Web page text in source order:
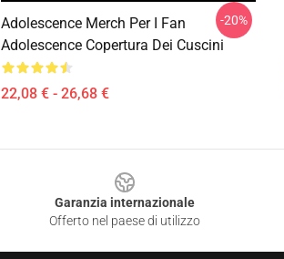
Adolescence Merch Per I Fan
Adolescence Copertura Dei Cuscini
22,08 € - 26,68 €
-20%
Garanzia internazionale
Offerto nel paese di utilizzo